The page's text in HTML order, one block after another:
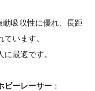
吸収性に優れ、長距
います。
最適です。
ビーレーサー：